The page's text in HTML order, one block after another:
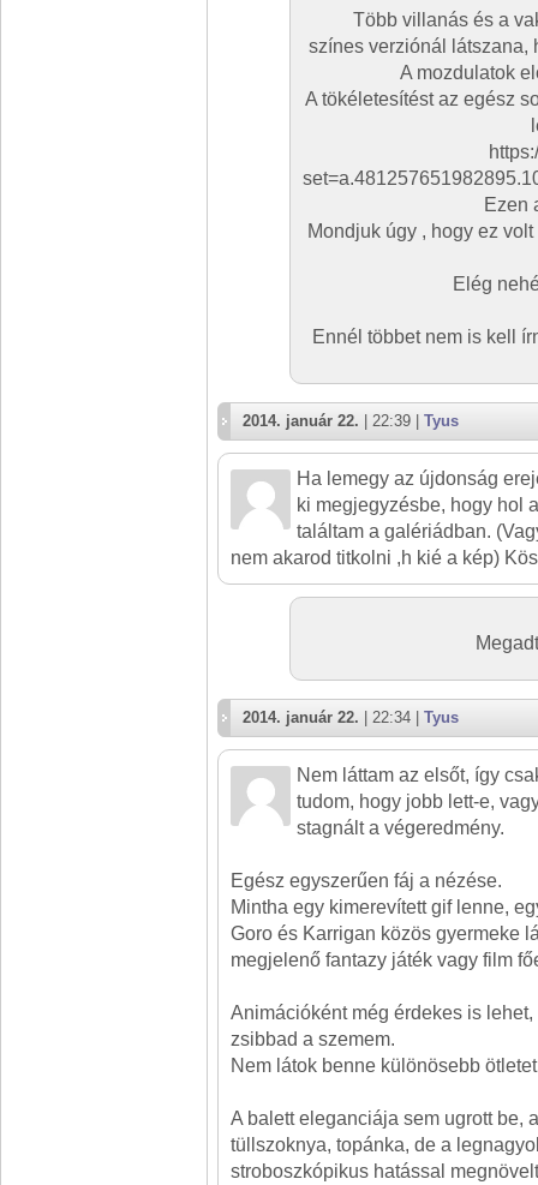
Több villanás és a
színes verziónál látszana,
A mozdulatok
A tökéletesítést az egész
Ezen
Mondjuk úgy , hogy ez
Elég
Ennél többet nem is kell
2014. január 22. | 22:39 | Tyus
Ha lemegy az újdonság
ki megjegyzésbe, hogy hol
találtam a galériádban.
nem akarod titkolni ,h kié a kép)
2014. január 22. | 22:34 | Tyus
Nem láttam az elsőt, így
tudom, hogy jobb lett-e,
stagnált a végeredmény.
Egész egyszerűen fáj a nézése.
Mintha egy kimerevített gif lenne,
Goro és Karrigan közös gyermeke
megjelenő fantazy játék vagy film
Animációként még érdekes is
zsibbad a szemem.
Nem látok benne különösebb
A balett eleganciája sem ugrott be,
tüllszoknya, topánka, de a
stroboszkópikus hatással